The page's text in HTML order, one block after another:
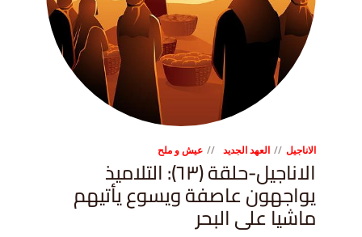
الاناجيل العهد الجديد عيش و ملح
الاناجيل-حلقة (٦٣): التلاميذ
يواجهون عاصفة ويسوع يأتيهم
ماشيا على البحر